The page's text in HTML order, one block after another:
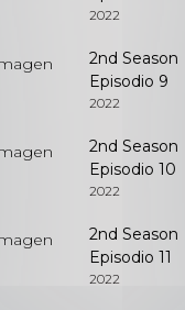
2022
2nd Season
Episodio 9
2022
2nd Season
Episodio 10
2022
2nd Season
Episodio 11
2022